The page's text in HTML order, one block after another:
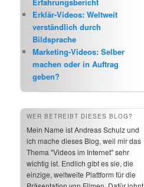
Erklär-Videos: Weltweit
verständlich durch
Bildsprache
Marketing-Videos: Selber
machen oder in Auftrag
geben?
WER BETREIBT DIESES BLOG?
Mein Name ist Andreas Schulz und
ich mache dieses Blog, weil mir das
Thema "Videos im Internet" sehr
wichtig ist. Endlich gibt es sie, die
einzige, weltweite Plattform für die